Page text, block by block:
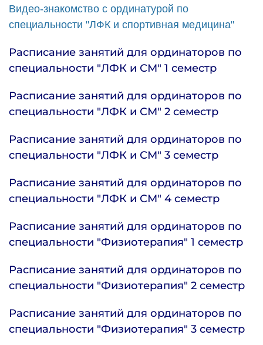
Видео-знакомство с ординатурой по
специальности "ЛФК и спортивная медицина"
Расписание занятий для ординаторов по
специальности "ЛФК и СМ" 1 семестр
Расписание занятий для ординаторов по
специальности "ЛФК и СМ" 2 семестр
Расписание занятий для ординаторов по
специальности "ЛФК и СМ" 3 семестр
Расписание занятий для ординаторов по
специальности "ЛФК и СМ" 4 семестр
Расписание занятий для ординаторов по
специальности "Физиотерапия" 1 семестр
Расписание занятий для ординаторов по
специальности "Физиотерапия" 2 семестр
Расписание занятий для ординаторов по
специальности "Физиотерапия" 3 семестр